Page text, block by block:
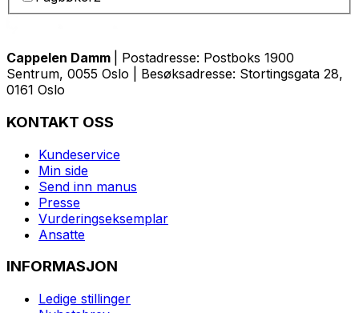
Cappelen Damm
| Postadresse: Postboks 1900
Sentrum, 0055 Oslo | Besøksadresse: Stortingsgata 28,
0161 Oslo
KONTAKT OSS
Kundeservice
Min side
Send inn manus
Presse
Vurderingseksemplar
Ansatte
INFORMASJON
Ledige stillinger